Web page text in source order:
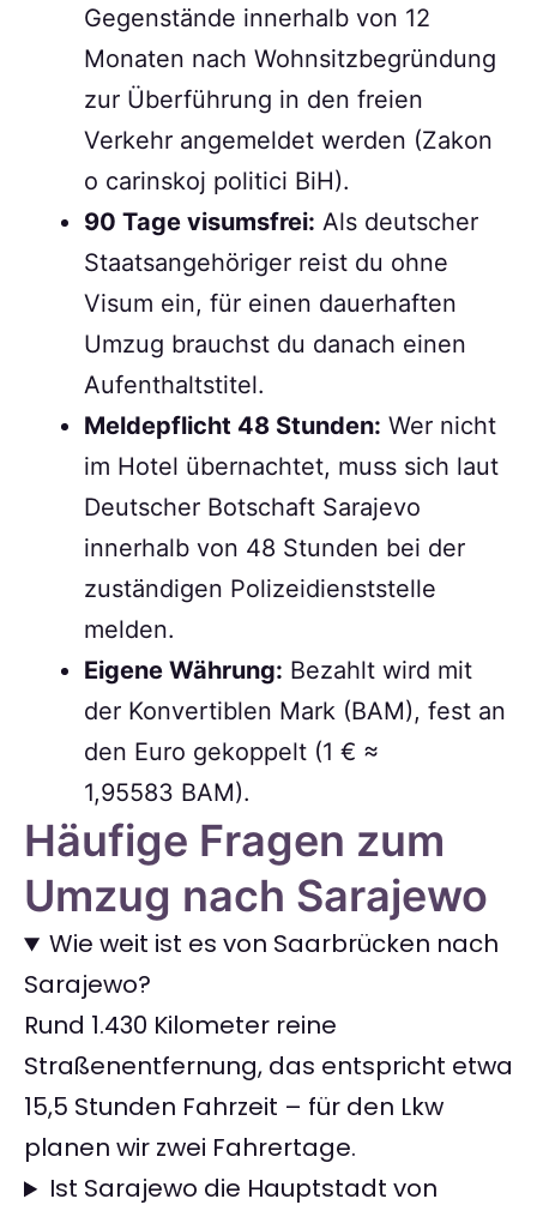
Gegenstände innerhalb von 12
Monaten nach Wohnsitzbegründung
zur Überführung in den freien
Verkehr angemeldet werden (Zakon
o carinskoj politici BiH).
90 Tage visumsfrei: Als deutscher
Staatsangehöriger reist du ohne
Visum ein, für einen dauerhaften
Umzug brauchst du danach einen
Aufenthaltstitel.
Meldepflicht 48 Stunden: Wer nicht
im Hotel übernachtet, muss sich laut
Deutscher Botschaft Sarajevo
innerhalb von 48 Stunden bei der
zuständigen Polizeidienststelle
melden.
Eigene Währung: Bezahlt wird mit
der Konvertiblen Mark (BAM), fest an
den Euro gekoppelt (1 € ≈
1,95583 BAM).
Häufige Fragen zum
Umzug nach Sarajewo
Wie weit ist es von Saarbrücken nach
Sarajewo?
Rund 1.430 Kilometer reine
Straßenentfernung, das entspricht etwa
15,5 Stunden Fahrzeit – für den Lkw
planen wir zwei Fahrertage.
Ist Sarajewo die Hauptstadt von